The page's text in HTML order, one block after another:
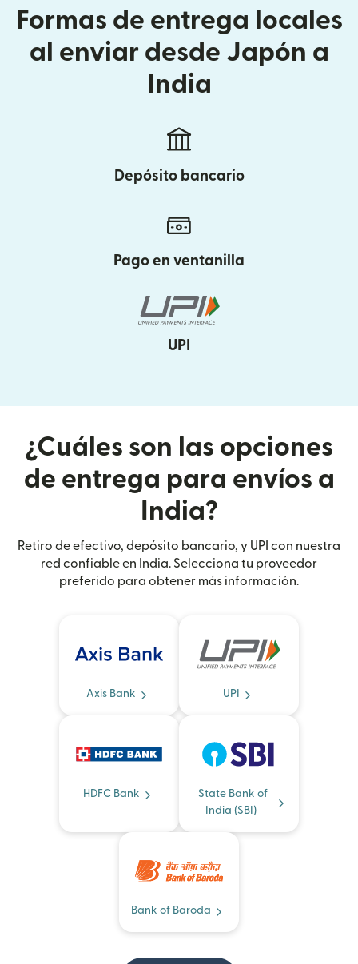
Formas de entrega locales
al enviar desde Japón a
India
Depósito bancario
Pago en ventanilla
UPI
¿Cuáles son las opciones
de entrega para envíos a
India?
Retiro de efectivo, depósito bancario, y UPI con nuestra
red confiable en India. Selecciona tu proveedor
preferido para obtener más información.
Axis Bank UPI
HDFC Bank
State Bank of
India (SBI)
Bank of Baroda